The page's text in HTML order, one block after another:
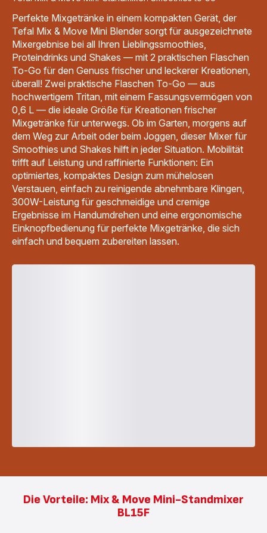
Perfekte Mixgetränke in einem kompakten Gerät, der
Tefal Mix & Move Mini Blender sorgt für ausgezeichnete
Mixergebnise bei all Ihren Lieblingssmoothies,
Proteindrinks und Shakes — mit 2 praktischen Flaschen
To-Go für den Genuss frischer und leckerer Kreationen,
überall! Zwei praktische Flaschen To-Go — aus
hochwertigem Tritan, mit einem Fassungsvermögen von
0,6 L — die ideale Größe für Kreationen frischer
Mixgetränke für unterwegs. Ob im Garten, morgens auf
dem Weg zur Arbeit oder beim Joggen, dieser Mixer für
Smoothies und Shakes hilft in jeder Situation. Mobilität
trifft auf Leistung und raffinierte Funktionen: Ein
optimiertes, kompaktes Design zum mühelosen
Verstauen, einfach zu reinigende abnehmbare Klingen,
300W-Leistung für geschmeidige und cremige
Ergebnisse im Handumdrehen und eine ergonomische
Einknopfbedienung für perfekte Mixgetränke, die sich
einfach und bequem zubereiten lassen.
Die Vorteile: Mix & Move Mini-Standmixer
BL15F